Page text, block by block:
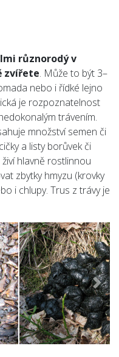
různorodý v
zvířete. Může to být 3–
nebo i řídké lejno
je rozpoznatelnost
trávením.
množství semen či
a listy borůvek či
hlavně rostlinnou
zbytky hmyzu (krovky
i chlupy. Trus z trávy je